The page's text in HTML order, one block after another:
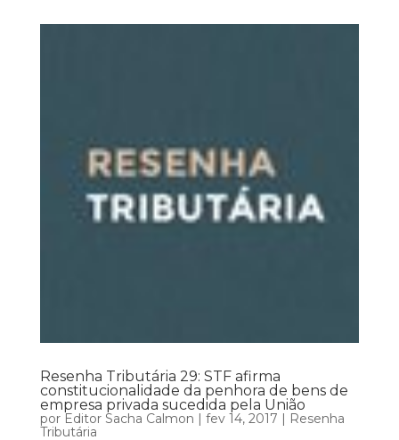
Resenha Tributária 29: STF afirma
constitucionalidade da penhora de bens de
empresa privada sucedida pela União
por Editor Sacha Calmon | fev 14, 2017 | Resenha
Tributária